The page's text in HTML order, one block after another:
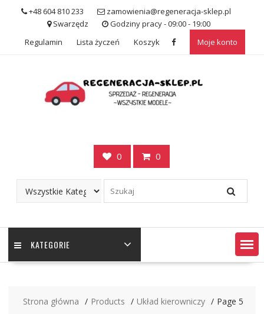
+48 604 810 233
zamowienia@regeneracja-sklep.pl
Swarzędz
Godziny pracy - 09:00 - 19:00
Regulamin
Lista życzeń Koszyk Moje konto
0 0
KATEGORIE
Strona główna Products Układ kierowniczy Page 5